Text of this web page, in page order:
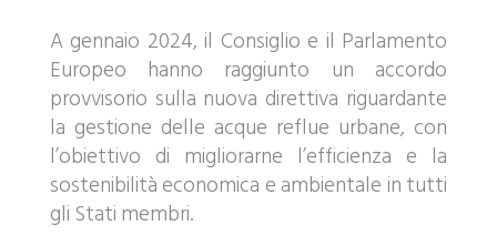
A gennaio 2024, il Consiglio e il Parlamento
Europeo hanno raggiunto un accordo
provvisorio sulla nuova direttiva riguardante
la gestione delle acque reflue urbane, con
l’obiettivo di migliorarne l’efficienza e la
sostenibilità economica e ambientale in tutti
gli Stati membri.